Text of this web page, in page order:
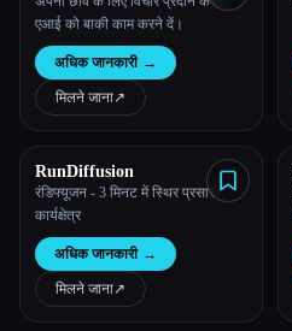
एआई को बाकी काम करने दें।
अधिक जानकारी →
मिलने जाना↗︎
RunDiffusion
रंडिफ्यूजन - 3 मिनट में स्थिर प्रसार
कार्यक्षेत्र
अधिक जानकारी →
मिलने जाना↗︎